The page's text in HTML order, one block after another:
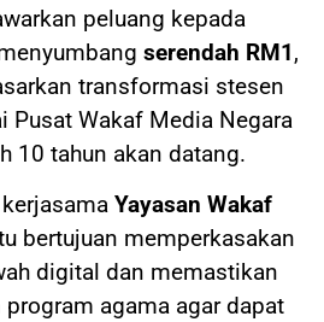
peluang kepada
serendah RM1,
transformasi stesen
Pusat Wakaf Media Negara
10 tahun akan datang.
Yayasan Wakaf
bertujuan memperkasakan
digital dan memastikan
agama agar dapat